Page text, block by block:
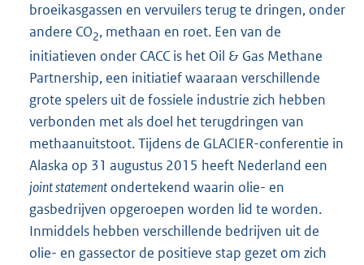
broeikasgassen en vervuilers terug te dringen, onder
andere CO2, methaan en roet. Een van de
initiatieven onder CACC is het Oil & Gas Methane
Partnership, een initiatief waaraan verschillende
grote spelers uit de fossiele industrie zich hebben
verbonden met als doel het terugdringen van
methaanuitstoot. Tijdens de GLACIER-conferentie in
Alaska op 31 augustus 2015 heeft Nederland een
joint statement ondertekend waarin olie- en
gasbedrijven opgeroepen worden lid te worden.
Inmiddels hebben verschillende bedrijven uit de
olie- en gassector de positieve stap gezet om zich